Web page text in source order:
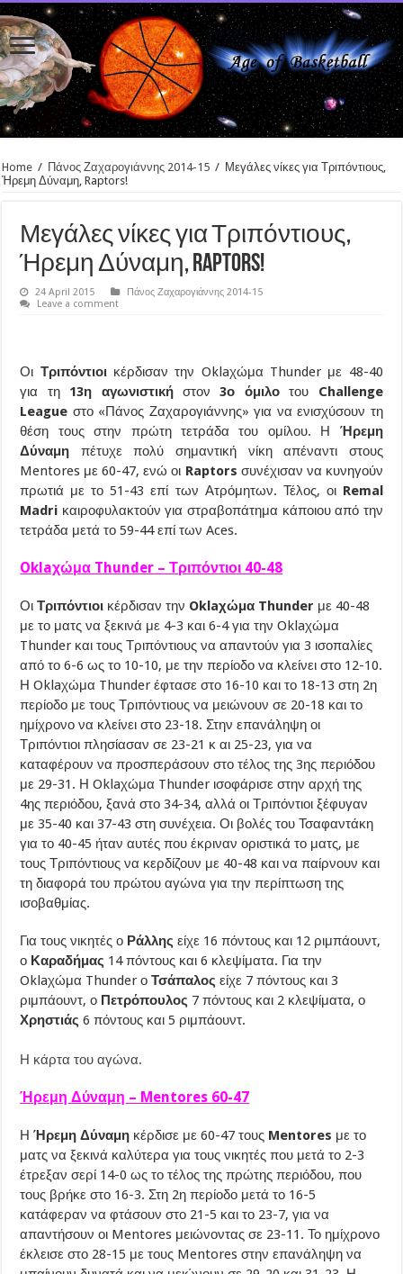
Home / Πάνος Ζαχαρογιάννης 2014-15 / Μεγάλες νίκες για Τριπόντιους,
Ήρεμη Δύναμη, Raptors!
Μεγάλες νίκες για Τριπόντιους,
Ήρεμη Δύναμη, Raptors!
24 April 2015
Πάνος Ζαχαρογιάννης 2014-15
Leave a comment
Οι Τριπόντιοι κέρδισαν την Oklaχώμα Thunder με 48-40
για τη13η αγωνιστικήστον3ο όμιλοτου Challenge
League στο «Πάνος Ζαχαρογιάννης» για να ενισχύσουν τη
θέση τους στην πρώτη τετράδα του ομίλου. Η Ήρεμη
Δύναμη πέτυχε πολύ σημαντική νίκη απέναντι στους
Mentores με 60-47, ενώ οι Raptors συνέχισαν να κυνηγούν
πρωτιά με το 51-43 επί των Ατρόμητων. Τέλος, οι Remal
Madri καιροφυλακτούν για στραβοπάτημα κάποιου από την
τετράδα μετά το 59-44 επί των Aces.
Oklaχώμα Thunder – Τριπόντιοι 40-48
ΟιΤριπόντιοι κέρδισαν την Oklaχώμα Thunder με 40-48
με το ματς να ξεκινά με 4-3 και 6-4 για την Oklaχώμα
Thunder και τους Τριπόντιους να απαντούν για 3 ισοπαλίες
από το 6-6 ως το 10-10, με την περίοδο να κλείνει στο 12-10.
Η Oklaχώμα Thunder έφτασε στο 16-10 και το 18-13 στη 2η
περίοδο με τους Τριπόντιους να μειώνουν σε 20-18 και το
ημίχρονο να κλείνει στο 23-18. Στην επανάληψη οι
Τριπόντιοι πλησίασαν σε 23-21 κ αι 25-23, για να
καταφέρουν να προσπεράσουν στο τέλος της 3ης περιόδου
με 29-31. Η Oklaχώμα Thunder ισοφάρισε στην αρχή της
4ης περιόδου, ξανά στο 34-34, αλλά οι Τριπόντιοι ξέφυγαν
με 35-40 και 37-43 στη συνέχεια. Οι βολές του Τσαφαντάκη
για το 40-45 ήταν αυτές που έκριναν οριστικά το ματς, με
τους Τριπόντιους να κερδίζουν με 40-48 και να παίρνουν και
τη διαφορά του πρώτου αγώνα για την περίπτωση της
ισοβαθμίας.
Για τους νικητές ο Ράλληςείχε 16 πόντους και 12 ριμπάουντ,
ο Καραδήμας 14 πόντους και 6 κλεψίματα. Για την
Oklaχώμα Thunder οΤσάπαλοςείχε 7 πόντους και 3
ριμπάουντ, ο Πετρόπουλος 7 πόντους και 2 κλεψίματα, ο
Χρηστιάς6 πόντους και 5 ριμπάουντ.
Η κάρτα του αγώνα.
Ήρεμη Δύναμη – Mentores 60-47
ΗΉρεμη Δύναμη κέρδισε με 60-47 τους Mentores με το
ματς να ξεκινά καλύτερα για τους νικητές που μετά το 2-3
έτρεξαν σερί 14-0 ως το τέλος της πρώτης περιόδου, που
τους βρήκε στο 16-3. Στη 2η περίοδο μετά το 16-5
κατάφεραν να φτάσουν στο 21-5 και το 23-7, για να
απαντήσουν οι Mentores μειώνοντας σε 23-11. Το ημίχρονο
έκλεισε στο 28-15 με τους Mentores στην επανάληψη να